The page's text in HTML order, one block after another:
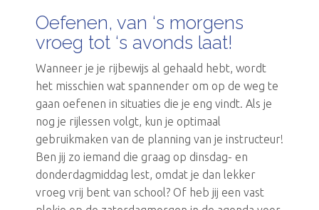
Oefenen, van ‘s morgens
vroeg tot ‘s avonds laat!
Wanneer je je rijbewijs al gehaald hebt, wordt
het misschien wat spannender om op de weg te
gaan oefenen in situaties die je eng vindt. Als je
nog je rijlessen volgt, kun je optimaal
gebruikmaken van de planning van je instructeur!
Ben jij zo iemand die graag op dinsdag- en
donderdagmiddag lest, omdat je dan lekker
vroeg vrij bent van school? Of heb jij een vast